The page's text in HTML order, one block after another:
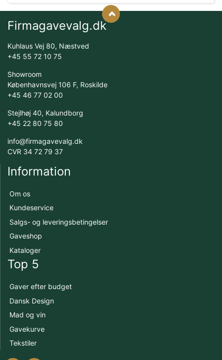
Firmagavevalg.dk
Kuhlaus Vej 80, Næstved
+45 55 72 10 75
Showroom
Københavnsvej 106 F, Roskilde
+45 46 77 02 00
Stejlhøj 40, Kalundborg
+45 22 80 75 80
info@firmagavevalg.dk
CVR 34 72 79 37
Information
Om os
Kundeservice
Salgs- og leveringsbetingelser
Gaveshop
Kataloger
Top 5
Gaver efter budget
Dansk Design
Mad og vin
Gavekurve
Tekstiler